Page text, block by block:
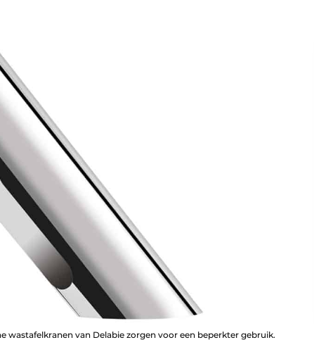
wastafelkranen van Delabie zorgen voor een beperkter gebruik.